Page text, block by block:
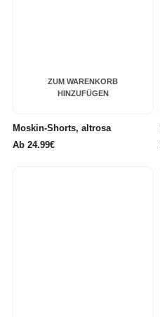
ZUM WARENKORB
HINZUFÜGEN
Moskin-Shorts, altrosa
Ab 24.99€